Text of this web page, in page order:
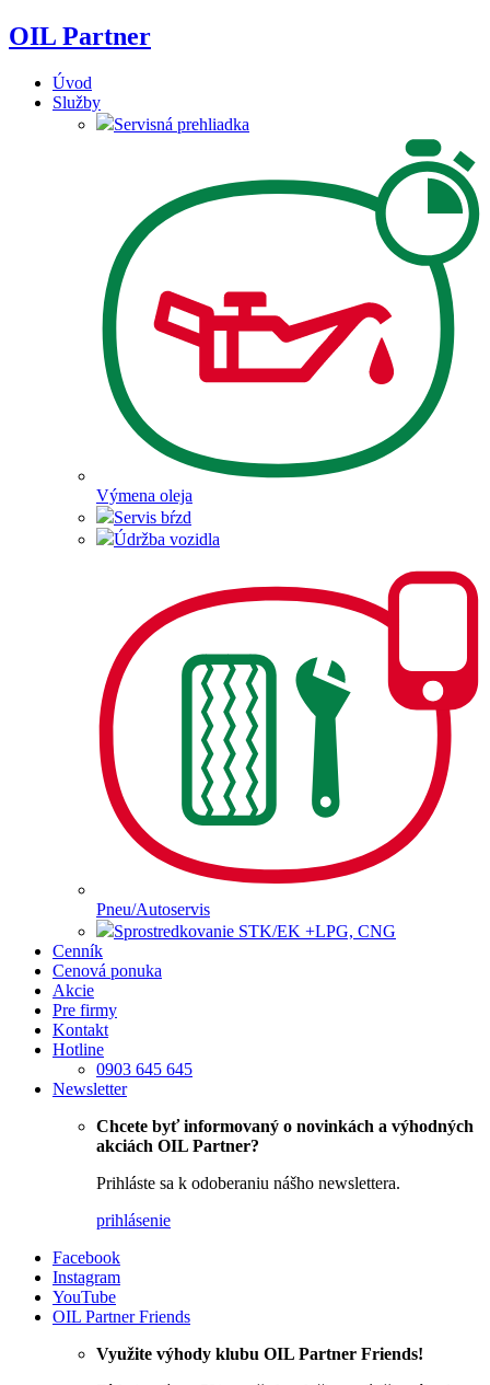
Skip
to
OIL Partner
Úvod
Služby
Servisná prehliadka
Výmena oleja
Servis bŕzd
Údržba vozidla
Pneu/Autoservis
Sprostredkovanie STK/EK +LPG, CNG
Cenník
Cenová ponuka
Akcie
Pre firmy
Kontakt
Hotline
0903 645 645
Newsletter
Chcete byť informovaný o novinkách a výhodných
akciách OIL Partner?
Prihláste sa k odoberaniu nášho newslettera.
prihlásenie
Facebook
Instagram
YouTube
OIL Partner Friends
Využite výhody klubu OIL Partner Friends!